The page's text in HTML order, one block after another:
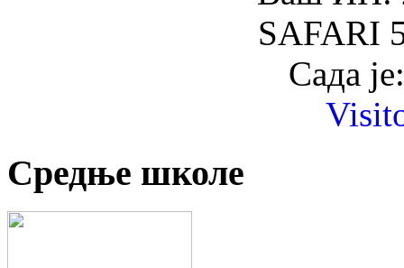
SAFARI
Сада
Средње школе